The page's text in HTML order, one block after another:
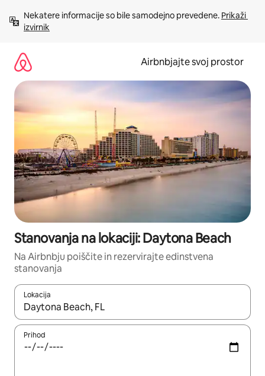
vsebino
Nekatere informacije so bile samodejno prevedene. Prikaži
izvirnik
Airbnbjajte svoj prostor
Stanovanja na lokaciji: Daytona Beach
Na Airbnbju poiščite in rezervirajte edinstvena
stanovanja
Lokacija
Ko so rezultati na voljo, krmarite s puščičnima tipkama gor in
Prihod